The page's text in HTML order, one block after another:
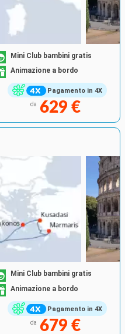
Pagamento in 4X
Mini Club bambini gratis
Animazione a bordo
da 629 €
Pagamento in 4X
Mini Club bambini gratis
Animazione a bordo
da 679 €